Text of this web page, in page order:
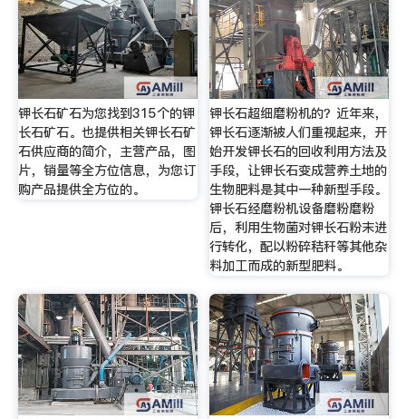
钾长石矿石为您找到315个的钾
长石矿石。也提供相关钾长石矿
石供应商的简介，主营产品，图
片，销量等全方位信息，为您订
购产品提供全方位的。
钾长石超细磨粉机的？近年来，
钾长石逐渐被人们重视起来，开
始开发钾长石的回收利用方法及
手段，让钾长石变成营养土地的
生物肥料是其中一种新型手段。
钾长石经磨粉机设备磨粉磨粉
后，利用生物菌对钾长石粉末进
行转化，配以粉碎秸秆等其他杂
料加工而成的新型肥料。